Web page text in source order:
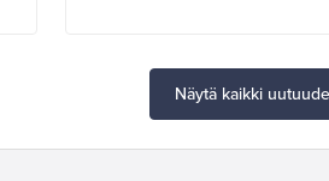
Näytä kaikki